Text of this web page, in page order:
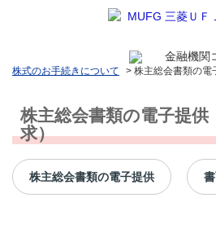
株式のお手続きについて > 株主総会書類の電
株主総会書類の電子提供
求）
株主総会書類の電子提供